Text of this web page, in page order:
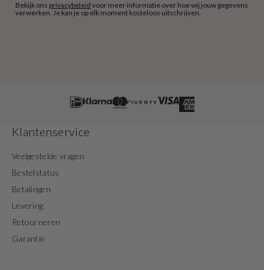
Bekijk ons privacybeleid voor meer informatie over hoe wij jouw gegevens
verwerken. Je kan je op elk moment kosteloos uitschrijven.
Klantenservice
Veelgestelde vragen
Bestelstatus
Betalingen
Levering
Retourneren
Garantie